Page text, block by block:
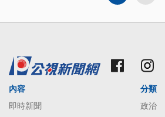
內容
即時新聞
分類
政治